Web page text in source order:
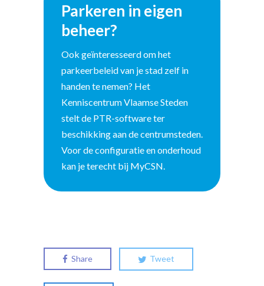
Parkeren in eigen
beheer?
Ook geïnteresseerd om het
parkeerbeleid van je stad zelf in
handen te nemen? Het
Kenniscentrum Vlaamse Steden
stelt de PTR-software ter
beschikking aan de centrumsteden.
Voor de configuratie en onderhoud
kan je terecht bij MyCSN.
Share Tweet